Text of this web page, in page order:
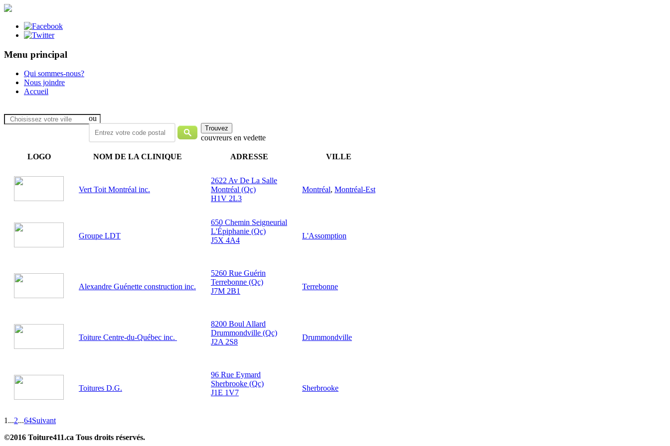
Menu principal
Qui sommes-nous?
Nous joindre
Accueil
ou
couvreurs en vedette
LOGO NOM DE LA CLINIQUE ADRESSE VILLE
Vert Toit Montréal inc.
2622 Av De La Salle
Montréal (Qc)
H1V 2L3
Montréal, Montréal-Est
Groupe LDT
650 Chemin Seigneurial
L'Épiphanie (Qc)
J5X 4A4
L'Assomption
Alexandre Guénette construction inc.
5260 Rue Guérin
Terrebonne (Qc)
J7M 2B1
Terrebonne
Toiture Centre-du-Québec inc.
8200 Boul Allard
Drummondville (Qc)
J2A 2S8
Drummondville
Toitures D.G.
96 Rue Eymard
Sherbrooke (Qc)
J1E 1V7
Sherbrooke
1...2...64Suivant
©2016 Toiture411.ca Tous droits réservés.